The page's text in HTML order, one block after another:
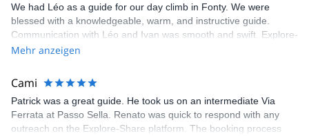
We had Léo as a guide for our day climb in Fonty. We were
blessed with a knowledgeable, warm, and instructive guide.
Communication with Léo and Ivan was smooth and swift. Explore-
Share was excellent in arranging everything for our day climb.
making our adventure stress-free.
Mehr anzeigen
Cami
Patrick was a great guide. He took us on an intermediate Via
Ferrata at Passo Sella. Renato was quick to respond with any
outreach on the Explore-Share platform. The booking process